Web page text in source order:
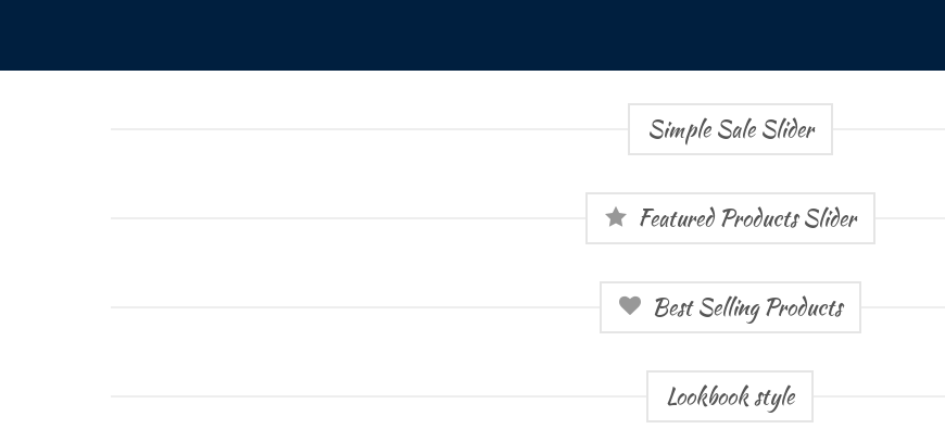
Simple Sale Slider
Featured Products Slider
Best Selling Products
Lookbook style